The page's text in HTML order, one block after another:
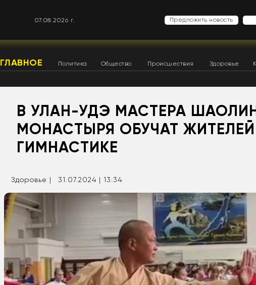
07.08.2026 г. Предложить новость
ГЛАВНОЕ Политика Общество Происшествия Здоровье
В УЛАН-УДЭ МАСТЕРА
МОНАСТЫРЯ ОБУЧАТ
ГИМНАСТИКЕ
Здоровье | 31.07.2024 | 13:34